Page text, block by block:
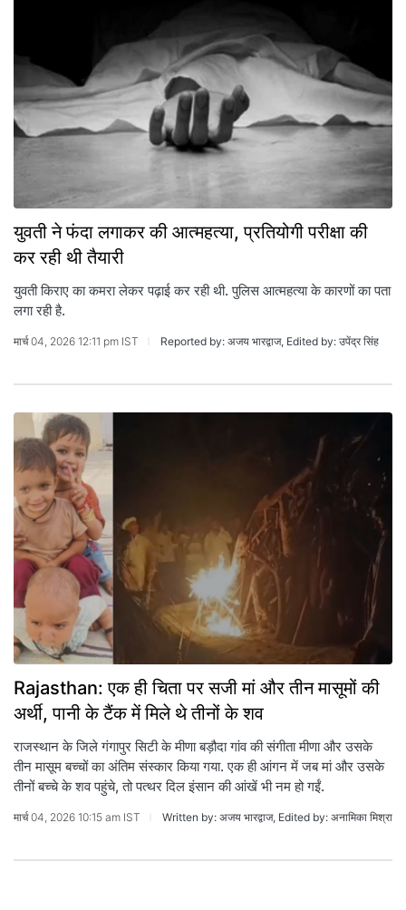
युवती ने फंदा लगाकर की आत्‍महत्‍या, प्रत‍ियोगी परीक्षा की
कर रही थी तैयारी
युवती क‍िराए का कमरा लेकर पढ़ाई कर रही थी. पुल‍िस आत्‍महत्‍या के कारणों का पता
लगा रही है.
मार्च 04, 2026 12:11 pm IST Reported by: अजय भारद्वाज, Edited by: उपेंद्र सिंह
Rajasthan: एक ही चिता पर सजी मां और तीन मासूमों की
अर्थी, पानी के टैंक में मिले थे तीनों के शव
राजस्थान के जिले गंगापुर सिटी के मीणा बड़ौदा गांव की संगीता मीणा और उसके
तीन मासूम बच्चों का अंतिम संस्कार किया गया. एक ही आंगन में जब मां और उसके
तीनों बच्चे के शव पहुंचे, तो पत्थर दिल इंसान की आंखें भी नम हो गईं.
मार्च 04, 2026 10:15 am IST Written by: अजय भारद्वाज, Edited by: अनामिका मिश्रा